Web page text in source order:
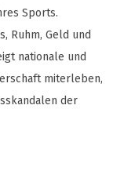
Sports.
Ruhm, Geld und
nationale und
miterleben,
der